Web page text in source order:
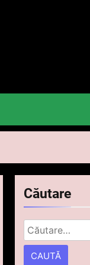
Căutare
Caută
după: